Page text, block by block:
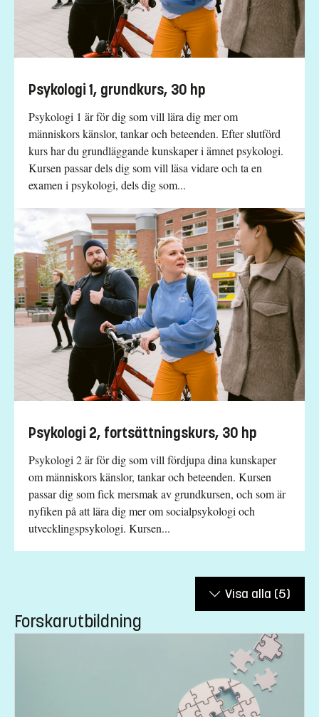
Psykologi 1, grundkurs, 30 hp
Psykologi 1 är för dig som vill lära dig mer om
människors känslor, tankar och beteenden. Efter slutförd
kurs har du grundläggande kunskaper i ämnet psykologi.
Kursen passar dels dig som vill läsa vidare och ta en
examen i psykologi, dels dig som...
Psykologi 2, fortsättningskurs, 30 hp
Psykologi 2 är för dig som vill fördjupa dina kunskaper
om människors känslor, tankar och beteenden. Kursen
passar dig som fick mersmak av grundkursen, och som är
nyfiken på att lära dig mer om socialpsykologi och
utvecklingspsykologi. Kursen...
Visa alla (5)
Forskarutbildning